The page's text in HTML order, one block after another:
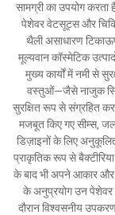
सामग्री का उपयोग करता
पेशेवर वेटसूट्स और
थैली असाधारण
मूल्यवान कॉस्मेटिक
मुख्य कार्यों में नमी से
वस्तुओं—जैसे नाजुक
सुरक्षित रूप से संग्रहित
मजबूत किए गए सीम्स,
डिज़ाइनों के लिए
प्राकृतिक रूप से
के बाद भी अपने आकार और
के अनुप्रयोग उन
दौरान विश्वसनीय